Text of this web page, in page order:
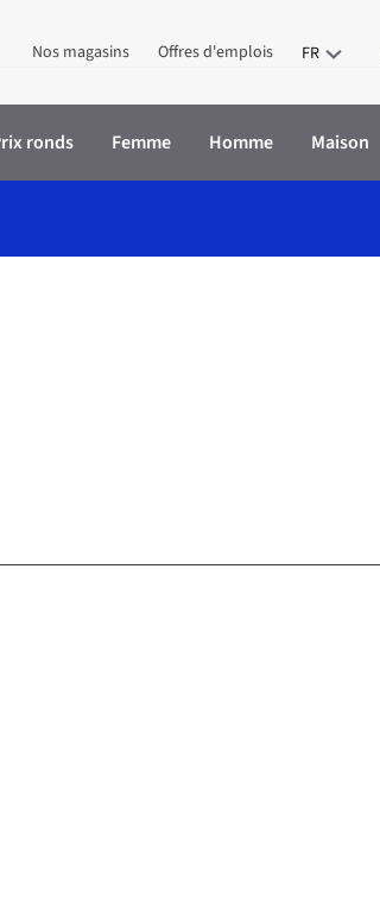
Nos magasins Offres d'emplois FR
ronds Femme Homme Maison